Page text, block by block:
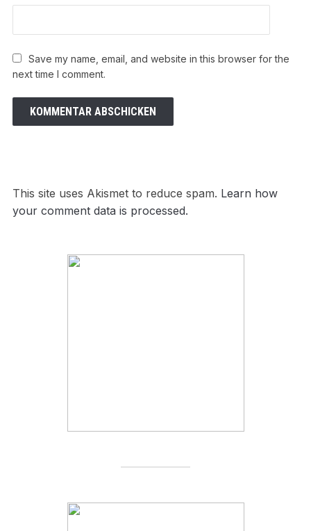
Save my name, email, and website in this browser for the
next time I comment.
This site uses Akismet to reduce spam. Learn how
your comment data is processed.